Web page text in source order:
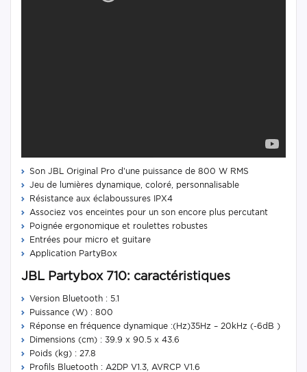
Son JBL Original Pro d’une puissance de 800 W RMS
Jeu de lumières dynamique, coloré, personnalisable
Résistance aux éclaboussures IPX4
Associez vos enceintes pour un son encore plus percutant
Poignée ergonomique et roulettes robustes
Entrées pour micro et guitare
Application PartyBox
JBL Partybox 710: caractéristiques
Version Bluetooth : 5.1
Puissance (W) : 800
Réponse en fréquence dynamique :(Hz)35Hz – 20kHz (-6dB )
Dimensions (cm) : 39.9 x 90.5 x 43.6
Poids (kg) : 27.8
Profils Bluetooth : A2DP V1.3, AVRCP V1.6